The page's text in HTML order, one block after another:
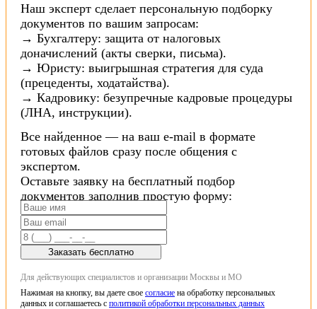
Наш эксперт сделает персональную подборку
документов по вашим запросам:
→ Бухгалтеру: защита от налоговых
доначислений (акты сверки, письма).
→ Юристу: выигрышная стратегия для суда
(прецеденты, ходатайства).
→ Кадровику: безупречные кадровые процедуры
(ЛНА, инструкции).
Все найденное — на ваш e-mail в формате
готовых файлов сразу после общения с
экспертом.
Оставьте заявку на бесплатный подбор
документов заполнив простую форму:
Заказать бесплатно
Для действующих специалистов и организации Москвы и МО
Нажимая на кнопку, вы даете свое согласие на обработку персональных
данных и соглашаетесь с политикой обработки персональных данных